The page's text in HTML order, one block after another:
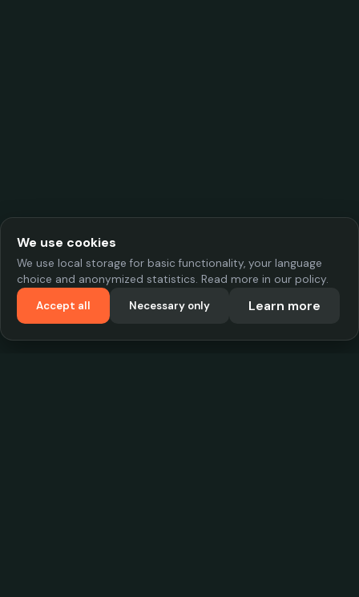
We use cookies
We use local storage for basic functionality, your language
choice and anonymized statistics. Read more in our policy.
Accept all
Necessary only Learn more